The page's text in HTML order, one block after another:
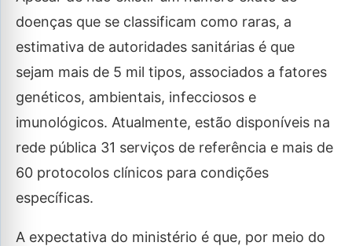
doenças que se classificam como raras, a
estimativa de autoridades sanitárias é que
sejam mais de 5 mil tipos, associados a fatores
genéticos, ambientais, infecciosos e
imunológicos. Atualmente, estão disponíveis na
rede pública 31 serviços de referência e mais de
60 protocolos clínicos para condições
específicas.
A expectativa do ministério é que, por meio do